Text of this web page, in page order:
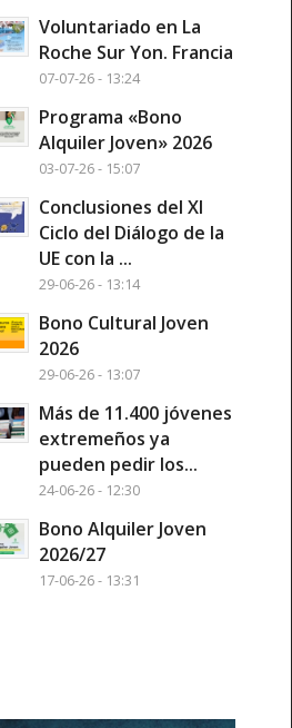
Voluntariado en La
Roche Sur Yon. Francia
07-07-26 - 13:24
Programa «Bono
Alquiler Joven» 2026
03-07-26 - 15:07
Conclusiones del XI
Ciclo del Diálogo de la
UE con la ...
29-06-26 - 13:14
Bono Cultural Joven
2026
29-06-26 - 13:07
Más de 11.400 jóvenes
extremeños ya
pueden pedir los...
24-06-26 - 12:30
Bono Alquiler Joven
2026/27
17-06-26 - 13:31